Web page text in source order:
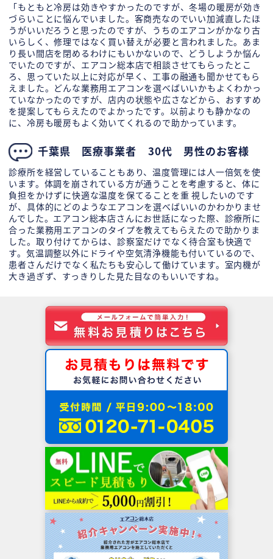
「もともと冷房は効きやすかったのですが、冬場の暖房が効き
づらいことに悩んでいました。客商売なのでいい加減直したほ
うがいいだろうと思ったのですが、うちのエアコンがかなり古
いらしく、修理ではなく買い替えが必要と言われました。あま
り長い間店を閉めるわけにもいかないので、どうしようか悩ん
でいたのですが、エアコン総本店で相談させてもらったとこ
ろ、思っていた以上に対応が早く、工事の融通も聞かせてもら
えました。どんな業務用エアコンを選べばいいかもよくわかっ
ていなかったのですが、店内の状態や広さなどから、おすすめ
を提案してもらえたのでよかったです。以前よりも静かなの
に、冷房も暖房もよく効いてくれるので助かっています。
千葉県 医療事業者 30代 男性のお客様
診療所を経営していることもあり、温度管理には人一倍気を使
います。体調を崩されている方が通うことを考慮すると、体に
負担をかけずに快適な温度を保てることを重 視したいのです
が、具体的にどのようなエアコンを選べばいいのかわかりませ
んでした。エアコン総本店さんにお世話になった際、診療所に
合った業務用エアコンのタイプを教えてもらえたので助かりま
した。取り付けてからは、診察室だけでなく待合室も快適で
す。気温調整以外にドライや空気清浄機能も付いているので、
患者さんだけでなく私たちも安心して働けています。室内機が
大き過ぎず、すっきりした見た目なのもいいですね。